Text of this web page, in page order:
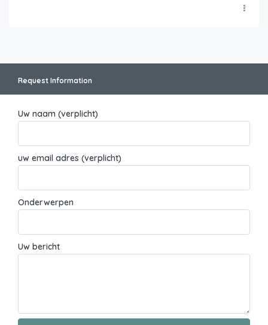
Request Information
Uw naam (verplicht)
uw email adres (verplicht)
Onderwerpen
Uw bericht